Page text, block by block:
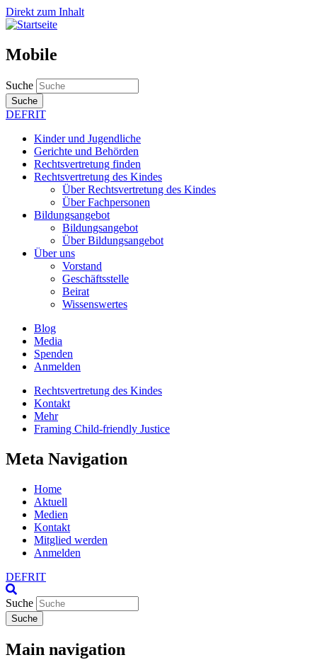
Direkt zum Inhalt
Mobile
Suche
Suche
DEFRIT
Kinder und Jugendliche
Gerichte und Behörden
Rechtsvertretung finden
Rechtsvertretung des Kindes
Über Rechtsvertretung des Kindes
Über Fachpersonen
Bildungsangebot
Bildungsangebot
Über Bildungsangebot
Über uns
Vorstand
Geschäftsstelle
Beirat
Wissenswertes
Blog
Media
Spenden
Anmelden
Rechtsvertretung des Kindes
Kontakt
Mehr
Framing Child-friendly Justice
Meta Navigation
Home
Aktuell
Medien
Kontakt
Mitglied werden
Anmelden
DEFRIT
Suche
Suche
Main navigation